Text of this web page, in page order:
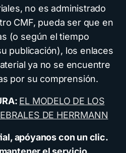
no es administrado
CMF, pueda ser que en
(o según el tiempo
publicación), los enlaces
ya no se encuentre
por su comprensión.
EL MODELO DE LOS
DE HERRMANN
apóyanos con un clic.